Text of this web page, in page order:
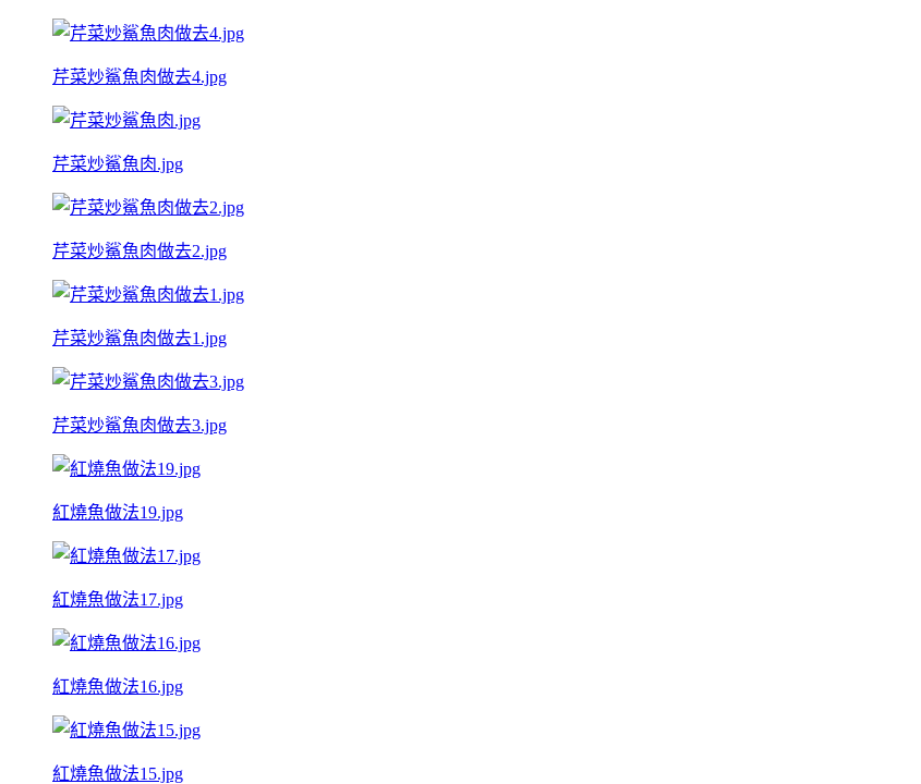
芹菜炒鯊魚肉做去4.jpg
芹菜炒鯊魚肉.jpg
芹菜炒鯊魚肉做去2.jpg
芹菜炒鯊魚肉做去1.jpg
芹菜炒鯊魚肉做去3.jpg
紅燒魚做法19.jpg
紅燒魚做法17.jpg
紅燒魚做法16.jpg
紅燒魚做法15.jpg